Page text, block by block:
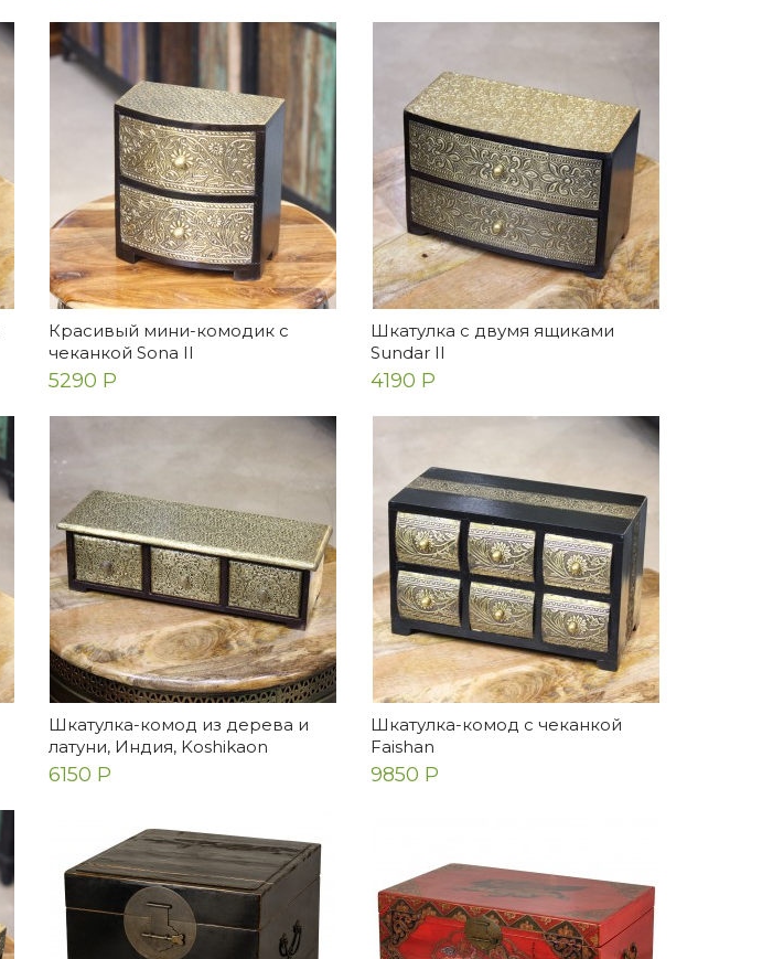
Красивый мини-комодик c
чеканкой Sona II
5290 Р
Шкатулка c двумя ящиками
Sundar II
4190 Р
Шкатулка-комод из дерева и
латуни, Индия, Koshikaon
6150 Р
Шкатулка-комод с чеканкой
Faishan
9850 Р